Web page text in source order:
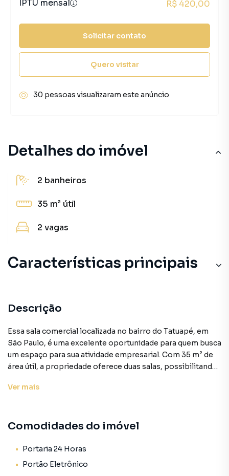
Detalhes do imóvel
2 banheiros
35 m² útil
2 vagas
Características principais
Descrição
Essa sala comercial localizada no bairro do Tatuapé, em
São Paulo, é uma excelente oportunidade para quem busca
um espaço para sua atividade empresarial. Com 35 m² de
área útil, a propriedade oferece duas salas, possibilitando
seu negócio. O imóvel está desocupado, permitindo que
opção para quem deseja investir em um imóvel comercial
acesso a vias importantes e proximidade a serviços, torna
essa sala comercial uma excelente alternativa para quem
Ver mais
Comodidades do imóvel
Portaria 24 Horas
Portão Eletrônico
IPTU mensal
R$ 420,00
Solicitar contato
Quero visitar
30 pessoas visualizaram este anúncio